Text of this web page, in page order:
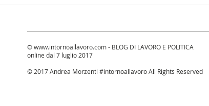
©www.intornoallavoro.com- BLOG DI LAVORO E POLITICA
online dal 7 luglio 2017
© 2017 Andrea Morzenti #intornoallavoro All Rights Reserved